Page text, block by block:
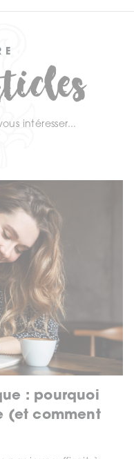
intéresser...
: pourquoi
(et comment